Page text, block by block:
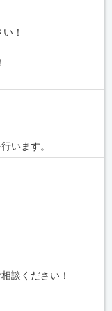
！
います。
談ください！